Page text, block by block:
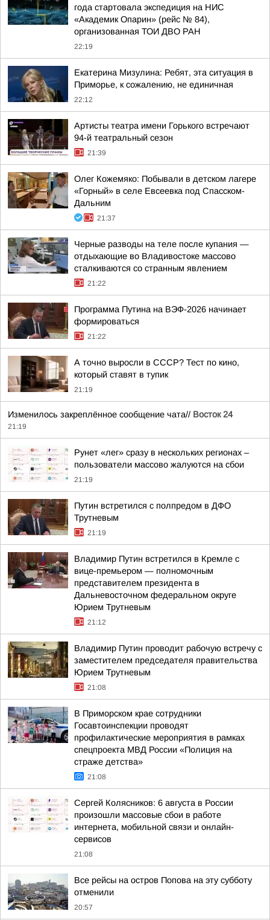
года стартовала экспедиция на НИС
«Академик Опарин» (рейс № 84),
организованная ТОИ ДВО РАН
22:19
Екатерина Мизулина: Ребят, эта ситуация в
Приморье, к сожалению, не единичная
22:12
Артисты театра имени Горького встречают
94-й театральный сезон
21:39
Олег Кожемяко: Побывали в детском лагере
«Горный» в селе Евсеевка под Спасском-
Дальним
21:37
Черные разводы на теле после купания —
отдыхающие во Владивостоке массово
сталкиваются со странным явлением
21:22
Программа Путина на ВЭФ-2026 начинает
формироваться
21:22
А точно выросли в СССР? Тест по кино,
который ставят в тупик
21:19
Изменилось закреплённое сообщение чата// Восток 24
21:19
Рунет «лег» сразу в нескольких регионах –
пользователи массово жалуются на сбои
21:19
Путин встретился с полпредом в ДФО
Трутневым
21:19
Владимир Путин встретился в Кремле с
вице-премьером — полномочным
представителем президента в
Дальневосточном федеральном округе
Юрием Трутневым
21:12
Владимир Путин проводит рабочую встречу с
заместителем председателя правительства
Юрием Трутневым
21:08
В Приморском крае сотрудники
Госавтоинспекции проводят
профилактические мероприятия в рамках
спецпроекта МВД России «Полиция на
страже детства»
21:08
Сергей Колясников: 6 августа в России
произошли массовые сбои в работе
интернета, мобильной связи и онлайн-
сервисов
21:08
Все рейсы на остров Попова на эту субботу
отменили
20:57